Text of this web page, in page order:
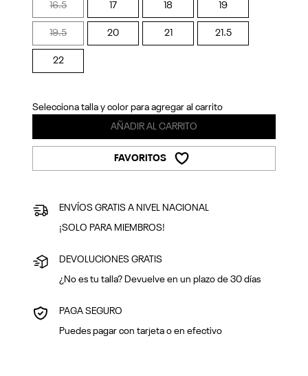
16.5 17 18 19
19.5 20 21 21.5
22
Selecciona talla y color para agregar al carrito
AÑADIR AL CARRITO
FAVORITOS
ENVÍOS GRATIS A NIVEL NACIONAL
¡SOLO PARA MIEMBROS!
DEVOLUCIONES GRATIS
¿No es tu talla? Devuelve en un plazo de 30 días
PAGA SEGURO
Puedes pagar con tarjeta o en efectivo